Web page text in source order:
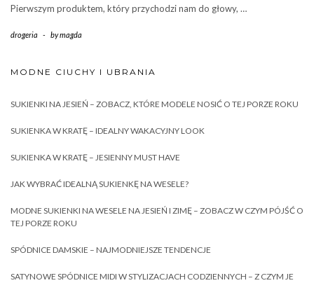
Pierwszym produktem, który przychodzi nam do głowy, …
drogeria - bymagda
MODNE CIUCHY I UBRANIA
SUKIENKI NA JESIEŃ – ZOBACZ, KTÓRE MODELE NOSIĆ O TEJ PORZE ROKU
SUKIENKA W KRATĘ – IDEALNY WAKACYJNY LOOK
SUKIENKA W KRATĘ – JESIENNY MUST HAVE
JAK WYBRAĆ IDEALNĄ SUKIENKĘ NA WESELE?
MODNE SUKIENKI NA WESELE NA JESIEŃ I ZIMĘ – ZOBACZ W CZYM PÓJŚĆ O
TEJ PORZE ROKU
SPÓDNICE DAMSKIE – NAJMODNIEJSZE TENDENCJE
SATYNOWE SPÓDNICE MIDI W STYLIZACJACH CODZIENNYCH – Z CZYM JE